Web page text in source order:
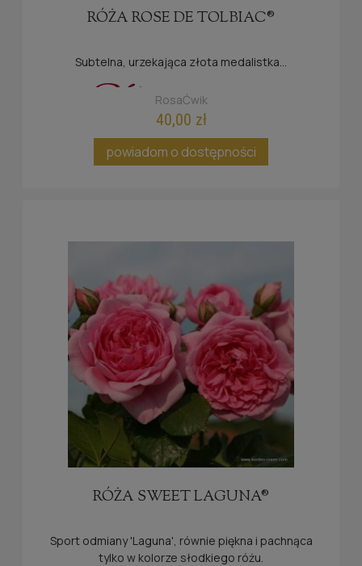
RÓŻA ROSE DE TOLBIAC®
Subtelna, urzekająca złota medalistka...
RosaĆwik
40,00 zł
powiadom o dostępności
RÓŻA SWEET LAGUNA®
Sport odmiany 'Laguna', równie piękna i pachnąca
tylko w kolorze słodkiego różu.